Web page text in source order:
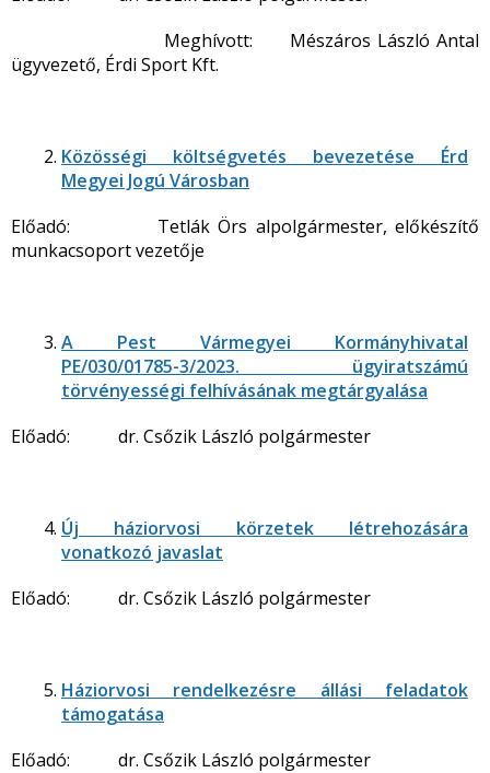
Meghívott: Mészáros László Antal
ügyvezető, Érdi Sport Kft.
Közösségi költségvetés bevezetése Érd
Megyei Jogú Városban
Előadó: Tetlák Örs alpolgármester, előkészítő
munkacsoport vezetője
A Pest Vármegyei Kormányhivatal
PE/030/01785-3/2023. ügyiratszámú
törvényességi felhívásának megtárgyalása
Előadó: dr. Csőzik László polgármester
Új háziorvosi körzetek létrehozására
vonatkozó javaslat
Előadó: dr. Csőzik László polgármester
Háziorvosi rendelkezésre állási feladatok
támogatása
Előadó: dr. Csőzik László polgármester